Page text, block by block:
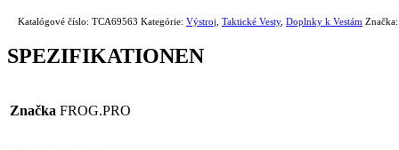
Katalógové číslo: TCA69563 Kategórie: Výstroj Taktické Vesty, Doplnky k Vestám
SPEZIFIKATIONEN
Značka FROG.PRO